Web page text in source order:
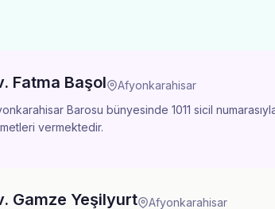
Fatma Başol
Afyonkarahisar
Barosu bünyesinde 1011 sicil
vermektedir.
Gamze Yeşilyurt
Afyonkarahisar